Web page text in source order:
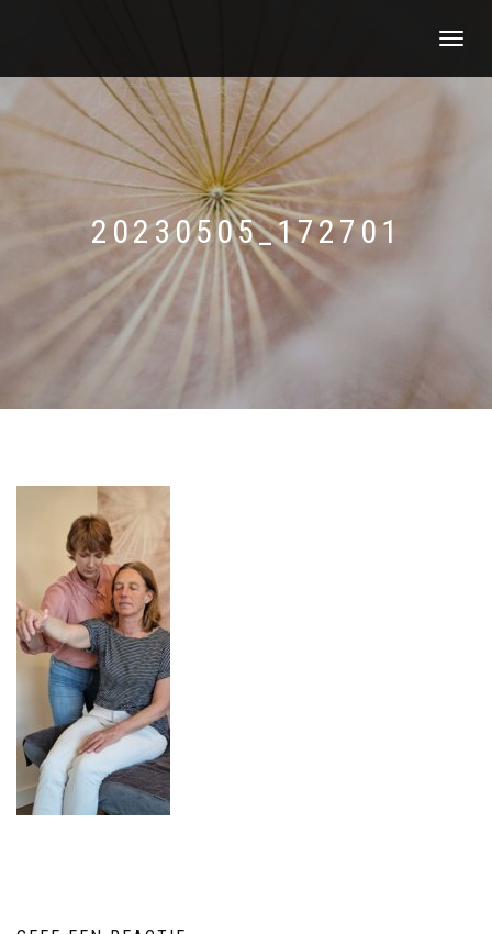
SCHAKEL
MENU
20230505_172701